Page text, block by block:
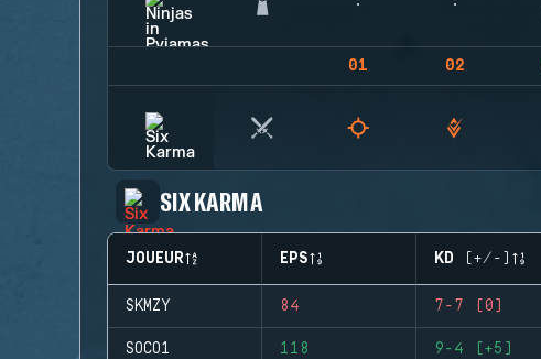
01 02
SIX KARMA
JOUEUR EPS KD (+/-)
SKMZY 84 7-7 (0)
SOCO1 118 9-4 (+5)